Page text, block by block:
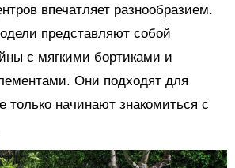
впечатляет разнообразием.
представляют собой
с мягкими бортиками и
Они подходят для
начинают знакомиться с